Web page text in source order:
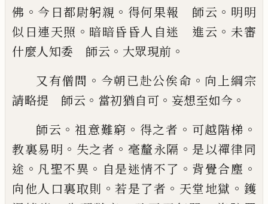
佛 。 今日都尉躬親 。 得何果報 師云 。 明明
似日連天照 。 暗暗昏昏人自迷 進云 。 未審
什麼人知委 師云 。 大眾現前 。
又有僧問 。 今朝已赴公俟命 。 向上綱宗
請略提 師云 。 當初猶自可 。 妄想至如今 。
師云 。 祖意難窮 。 得之者 。 可越階梯 。
教裏易明 。 失之者 。 毫釐永隔 。 是以禪律同
途 。 凡聖不異 。 自是迷情不了 。 背覺合塵 。
向他人口裏取則 。若是了者 。 天堂地獄 。 鑊